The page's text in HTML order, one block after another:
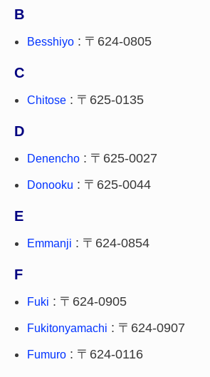
B
Besshiyo : 〒624-0805
C
Chitose : 〒625-0135
D
Denencho : 〒625-0027
Donooku : 〒625-0044
E
Emmanji : 〒624-0854
F
Fuki : 〒624-0905
Fukitonyamachi : 〒624-0907
Fumuro : 〒624-0116